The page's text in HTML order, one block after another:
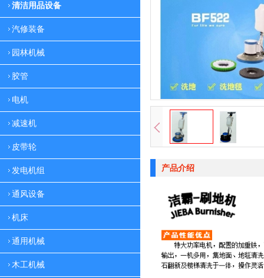
清洁用品设备
汽修装备
园林机械
胶管
电机
减速机
皮带轮
发电机组
通风设备
机床
通用机械
木工机械
产品介绍